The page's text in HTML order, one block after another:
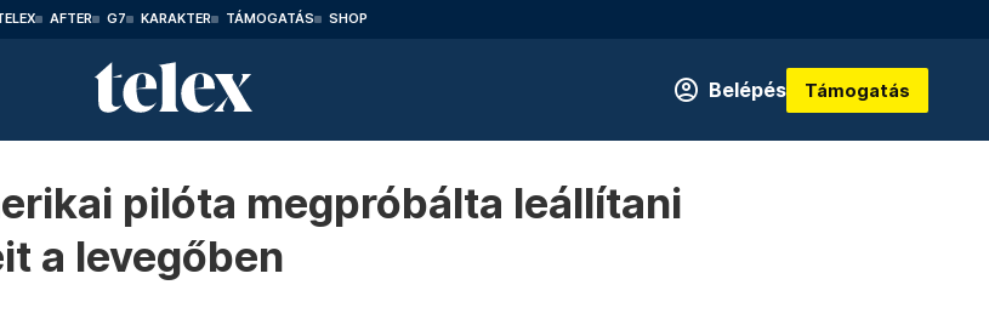
AFTER G7 KARAKTER TÁMOGATÁS SHOP
Belépés Támogatás
pilóta megpróbálta leállítani
a levegőben